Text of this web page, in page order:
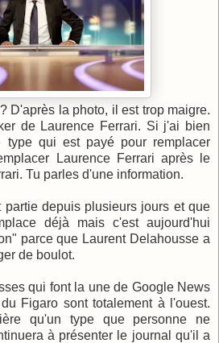
D'après la photo, il est trop maigre.
de Laurence Ferrari. Si j'ai bien
qui est payé pour remplacer
Laurence Ferrari après le
Tu parles d'une information.
partie depuis plusieurs jours et que
déjà mais c'est aujourd'hui
parce que Laurent Delahousse a
de boulot.
qui font la une de Google News
Figaro sont totalement à l'ouest.
qu'un type que personne ne
à présenter le journal qu'il a